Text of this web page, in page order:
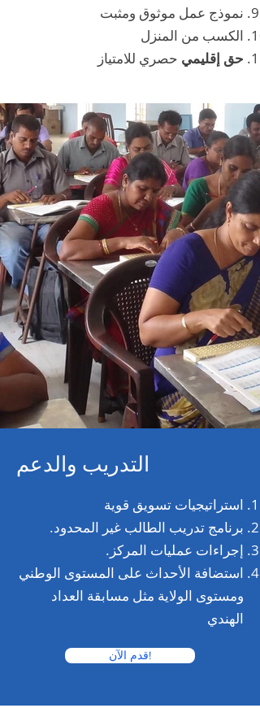
نموذج عمل موثوق ومثبت
الكسب من المنزل
حق إقليمي حصري للامتياز
التدريب والدعم
استراتيجيات تسويق قوية
برنامج تدريب الطالب غير المحدود.
إجراءات عمليات المركز.
استضافة الأحداث على المستوى الوطني
ومستوى الولاية مثل مسابقة العداد
الهندي
قدم الآن!